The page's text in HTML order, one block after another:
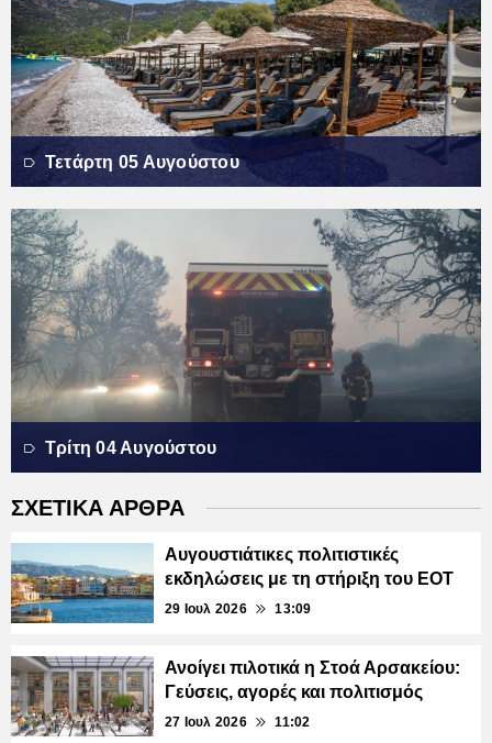
Τετάρτη 05 Αυγούστου
Τρίτη 04 Αυγούστου
ΣΧΕΤΙΚΑ ΑΡΘΡΑ
Αυγουστιάτικες πολιτιστικές
εκδηλώσεις με τη στήριξη του ΕΟΤ
29 Ιουλ 2026 13:09
Ανοίγει πιλοτικά η Στοά Αρσακείου:
Γεύσεις, αγορές και πολιτισμός
27 Ιουλ 2026 11:02